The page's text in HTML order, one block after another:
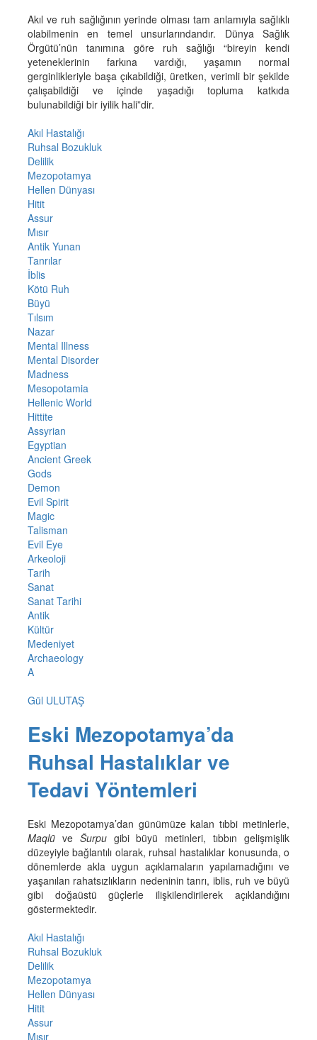
Akıl ve ruh sağlığının yerinde olması tam anlamıyla sağlıklı
olabilmenin en temel unsurlarındandır. Dünya Sağlık
Örgütü’nün tanımına göre ruh sağlığı “bireyin kendi
yeteneklerinin farkına vardığı, yaşamın normal
gerginlikleriyle başa çıkabildiği, üretken, verimli bir şekilde
çalışabildiği ve içinde yaşadığı topluma katkıda
bulunabildiği bir iyilik hali”dir.
Akıl Hastalığı
Ruhsal Bozukluk
Delilik
Mezopotamya
Hellen Dünyası
Hitit
Assur
Mısır
Antik Yunan
Tanrılar
İblis
Kötü Ruh
Büyü
Tılsım
Nazar
Mental Illness
Mental Disorder
Madness
Mesopotamia
Hellenic World
Hittite
Assyrian
Egyptian
Ancient Greek
Gods
Demon
Evil Spirit
Magic
Talisman
Evil Eye
Arkeoloji
Tarih
Sanat
Sanat Tarihi
Antik
Kültür
Medeniyet
Archaeology
A
Gül ULUTAŞ
Eski Mezopotamya’da
Ruhsal Hastalıklar ve
Tedavi Yöntemleri
Eski Mezopotamya’dan günümüze kalan tıbbi metinlerle,
Maqlȗ ve Šurpu gibi büyü metinleri, tıbbın gelişmişlik
düzeyiyle bağlantılı olarak, ruhsal hastalıklar konusunda, o
dönemlerde akla uygun açıklamaların yapılamadığını ve
yaşanılan rahatsızlıkların nedeninin tanrı, iblis, ruh ve büyü
gibi doğaüstü güçlerle ilişkilendirilerek açıklandığını
göstermektedir.
Akıl Hastalığı
Ruhsal Bozukluk
Delilik
Mezopotamya
Hellen Dünyası
Hitit
Assur
Mısır